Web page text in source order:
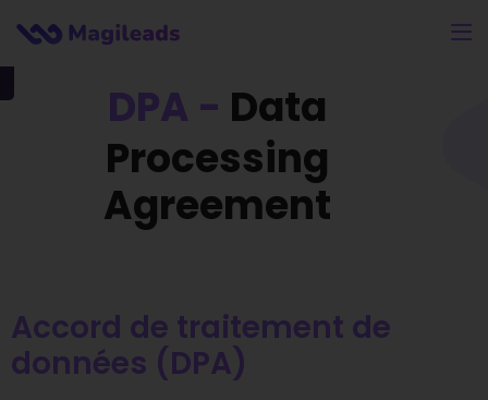
DPA - Data
Processing
Agreement
Accord de traitement de
données (DPA)